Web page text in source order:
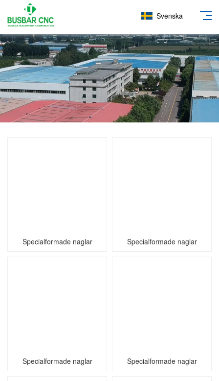
Svenska
Specialformade naglar Specialformade naglar
Specialformade naglar Specialformade naglar